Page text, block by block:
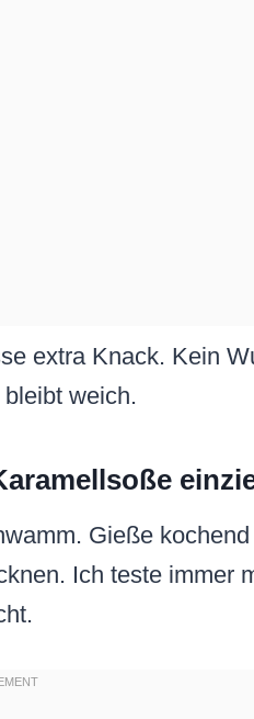
extra Knack. Kein
weich.
Gieße
Ich teste immer